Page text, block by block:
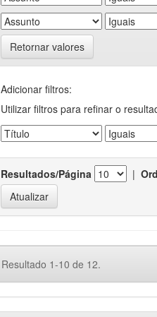
Retornar valores
Adicionar filtros:
Utilizar filtros para refinar o
Resultados/Página |
Resultado 1-10 de 12.